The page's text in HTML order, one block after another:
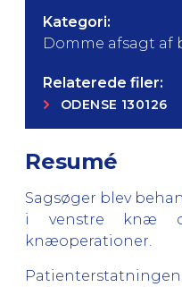
Kategori:
Domme afsagt af
Relaterede filer:
ODENSE 130126
Resumé
Sagsøger blev
i venstre knæ
knæoperationer.